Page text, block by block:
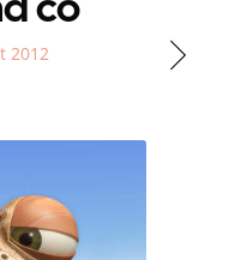
2012